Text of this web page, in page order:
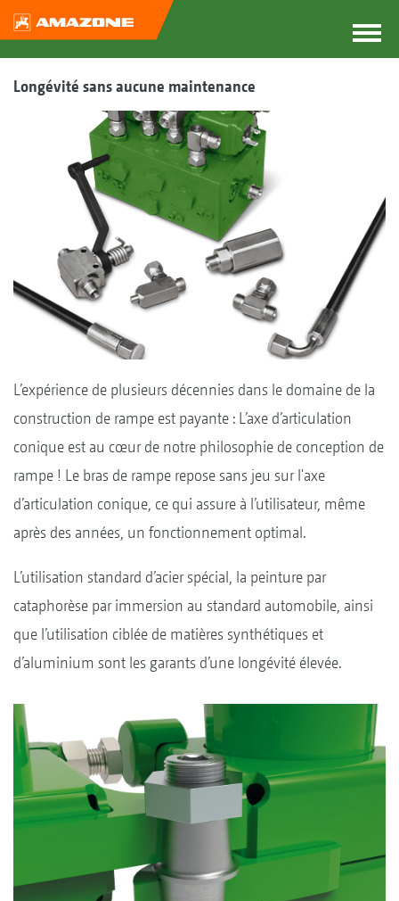
Longévité sans aucune maintenance
L’expérience de plusieurs décennies dans le domaine de la
construction de rampe est payante : L’axe d’articulation
conique est au cœur de notre philosophie de conception de
rampe ! Le bras de rampe repose sans jeu sur l'axe
d’articulation conique, ce qui assure à l’utilisateur, même
après des années, un fonctionnement optimal.
L’utilisation standard d’acier spécial, la peinture par
cataphorèse par immersion au standard automobile, ainsi
que l’utilisation ciblée de matières synthétiques et
d’aluminium sont les garants d’une longévité élevée.